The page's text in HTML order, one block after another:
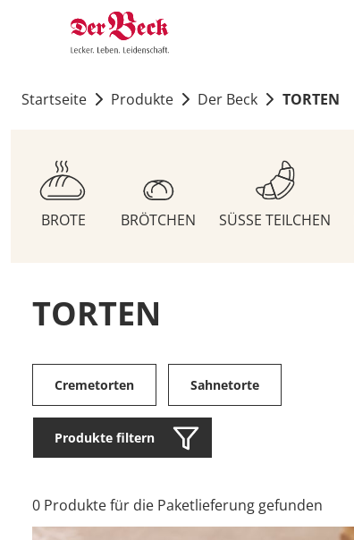
Startseite Produkte Der Beck TORTEN
BROTE BRÖTCHEN SÜSSE TEILCHEN
TORTEN
Cremetorten Sahnetorte
Produkte filtern
0 Produkte für die Paketlieferung gefunden